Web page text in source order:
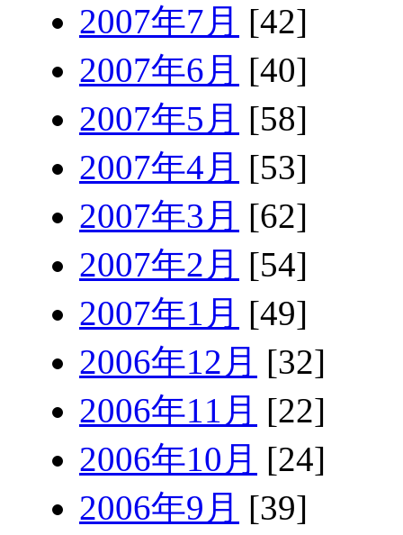
2007年7月 [42]
2007年6月 [40]
2007年5月 [58]
2007年4月 [53]
2007年3月 [62]
2007年2月 [54]
2007年1月 [49]
2006年12月 [32]
2006年11月 [22]
2006年10月 [24]
2006年9月 [39]